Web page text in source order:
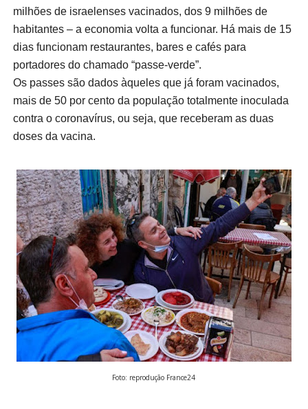
milhões de israelenses vacinados, dos 9 milhões de
habitantes – a economia volta a funcionar. Há mais de 15
dias funcionam restaurantes, bares e cafés para
portadores do chamado “passe-verde”.
Os passes são dados àqueles que já foram vacinados,
mais de 50 por cento da população totalmente inoculada
contra o coronavírus, ou seja, que receberam as duas
doses da vacina.
Foto: reprodução France24